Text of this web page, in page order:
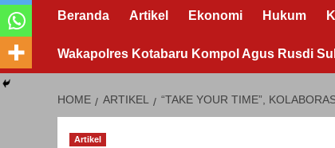
Beranda Artikel Ekonomi Hukum
Wakapolres Kotabaru Kompol Agus Rusdi
HOME ARTIKEL “TAKE YOUR TIME”,
Artikel